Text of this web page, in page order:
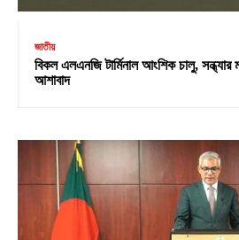
জাতীয়
বিকল এলএনজি টার্মিনাল আংশিক চালু, সন্ধ্যার
আশাবাদ